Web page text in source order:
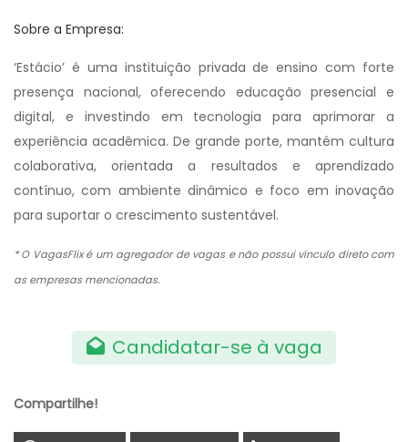
Sobre a Empresa:
‘Estácio’ é uma instituição privada de ensino com forte
presença nacional, oferecendo educação presencial e
digital, e investindo em tecnologia para aprimorar a
experiência acadêmica. De grande porte, mantém cultura
colaborativa, orientada a resultados e aprendizado
contínuo, com ambiente dinâmico e foco em inovação
para suportar o crescimento sustentável.
* O VagasFlix é um agregador de vagas e não possui vínculo direto com
as empresas mencionadas.
Candidatar-se à vaga
Compartilhe!